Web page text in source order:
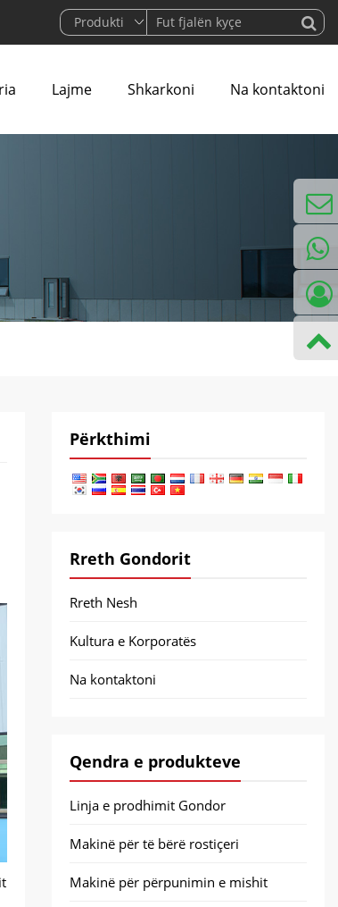
Lajme Shkarkoni Na kontaktoni
Përkthimi
Rreth Gondorit
Rreth Nesh
Kultura e Korporatës
Na kontaktoni
Qendra e produkteve
Linja e prodhimit Gondor
Makinë për të bërë rostiçeri
Makinë për përpunimin e mishit